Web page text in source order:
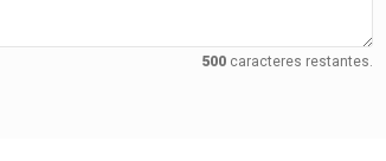
500caracteres restantes.